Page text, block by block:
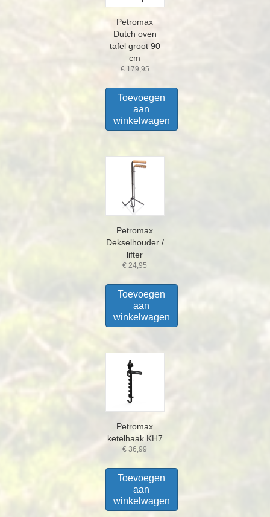
Petromax
Dutch oven
tafel groot 90
cm
€179,95
Toevoegen
aan
winkelwagen
Petromax
Dekselhouder /
lifter
€ 24,95
Toevoegen
aan
winkelwagen
Petromax
ketelhaak KH7
€ 36,99
Toevoegen
aan
winkelwagen